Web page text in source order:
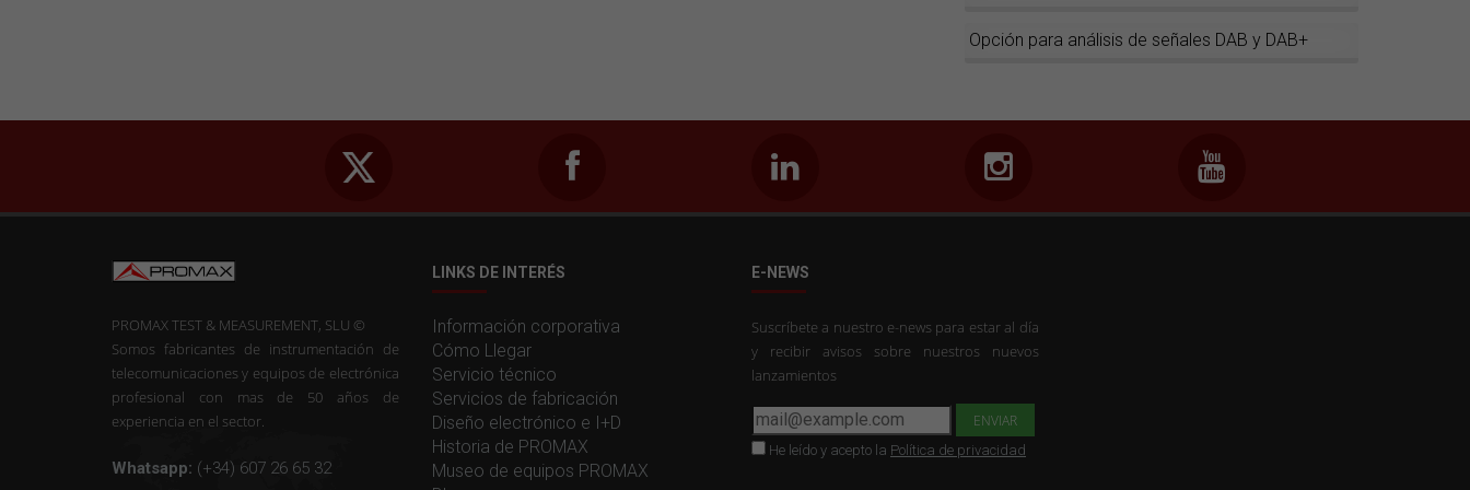
Opción para análisis de señales DAB y DAB+
PROMAX TEST & MEASUREMENT, SLU ©
Somos fabricantes de instrumentación de
telecomunicaciones y equipos de electrónica
profesional con mas de 50 años de
experiencia en el sector.
Whatsapp: (+34) 607 26 65 32
LINKS DE INTERÉS
Información corporativa
Cómo Llegar
Servicio técnico
Servicios de fabricación
Diseño electrónico e I+D
Historia de PROMAX
Museo de equipos PROMAX
E-NEWS
Suscríbete a nuestro e-news para estar al día
y recibir avisos sobre nuestros nuevos
lanzamientos
He leído y acepto la Política de privacidad